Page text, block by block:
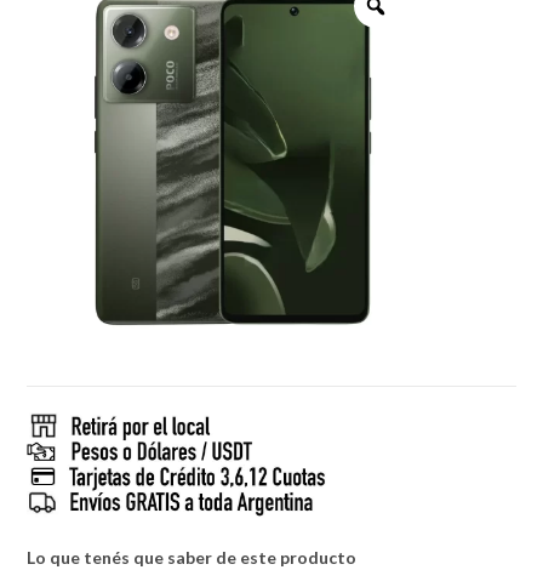
Lo que tenés que saber de este producto